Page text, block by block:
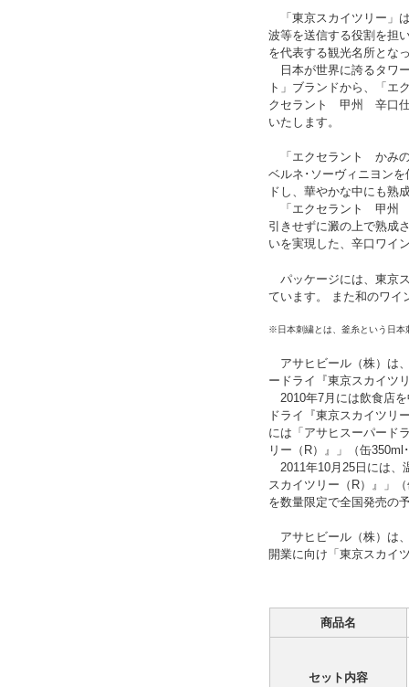
「東京スカイツリー」
波等を送信する役割を担
を代表する観光名所とな
日本が世界に誇るタワ
ト」ブランドから、「
クセラント 甲州 辛口仕
いたします。
「エクセラント かみの
ベルネ･ソーヴィニヨン
ドし、華やかな中にも熟
「エクセラント 甲州
引きせずに澱の上で熟成
いを実現した、辛口ワイ
パッケージには、東京
ています。 また和のワイ
※日本刺繍とは、釜糸という日本
アサヒビール（株）は
ードライ『東京スカイツ
2010年7月には飲食店
ドライ『東京スカイツリ
には「アサヒスーパード
リー（R）』」（缶
2011年10月25日には、
スカイツリー（R）』」
を数量限定で全国発売の
アサヒビール（株）は
開業に向け「東京スカイ
商品名
セット内容